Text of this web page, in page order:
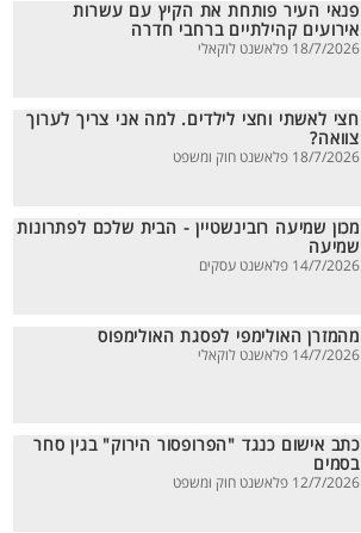
פנאי העיר פותחת את הקיץ עם עשרות
אירועים קהילתיים ברחבי חדרה
18/7/2026 פלאשנט לוקאלי
חצי לאשתי וחצי לילדים. למה אני צריך לערוך
צוואה?
18/7/2026 פלאשנט חוק ומשפט
מכון שמיעה רובינשטיין - הבית שלכם לפתרונות
שמיעה
14/7/2026 פלאשנט עסקים
מהמזרן האולימפי לפסגת האולימפוס
14/7/2026 פלאשנט לוקאלי
כתב אישום כנגד "הפרופסור הירוק" בגין סחר
בסמים
12/7/2026 פלאשנט חוק ומשפט